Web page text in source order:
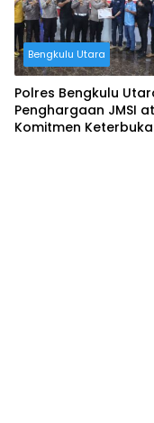
Bengkulu Utara
Polres Bengkulu
Penghargaan JMSI
Komitmen